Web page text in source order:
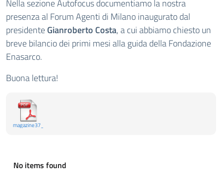
Nella sezione Autofocus documentiamo la nostra
presenza al Forum Agenti di Milano inaugurato dal
presidenteGianroberto Costa, a cui abbiamo chiesto un
breve bilancio dei primi mesi alla guida della Fondazione
Enasarco.
Buona lettura!
magazine37_paperlit
No items found